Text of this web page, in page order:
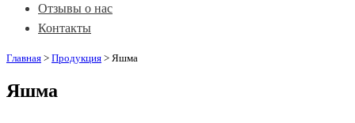
Отзывы о нас
Контакты
Главная > Продукция > Яшма
Яшма